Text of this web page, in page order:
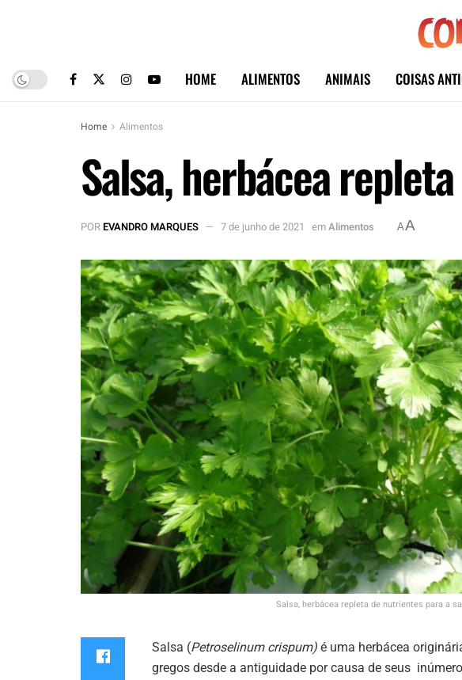
HOME ALIMENTOS ANIMAIS COISAS
Home Alimentos
Salsa, herbácea
POREVANDRO MARQUES 7 de junho de 2021 emAlimentos AA
Salsa, herbácea repleta de nutrientes para a
Salsa (Petroselinum crispum) é uma herbácea
gregos desde a antiguidade por causa de seus